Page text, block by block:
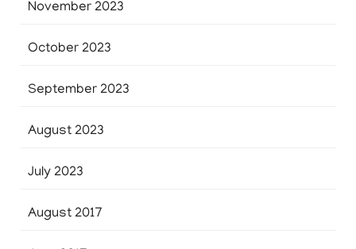
November 2023
October 2023
September 2023
August 2023
July 2023
August 2017